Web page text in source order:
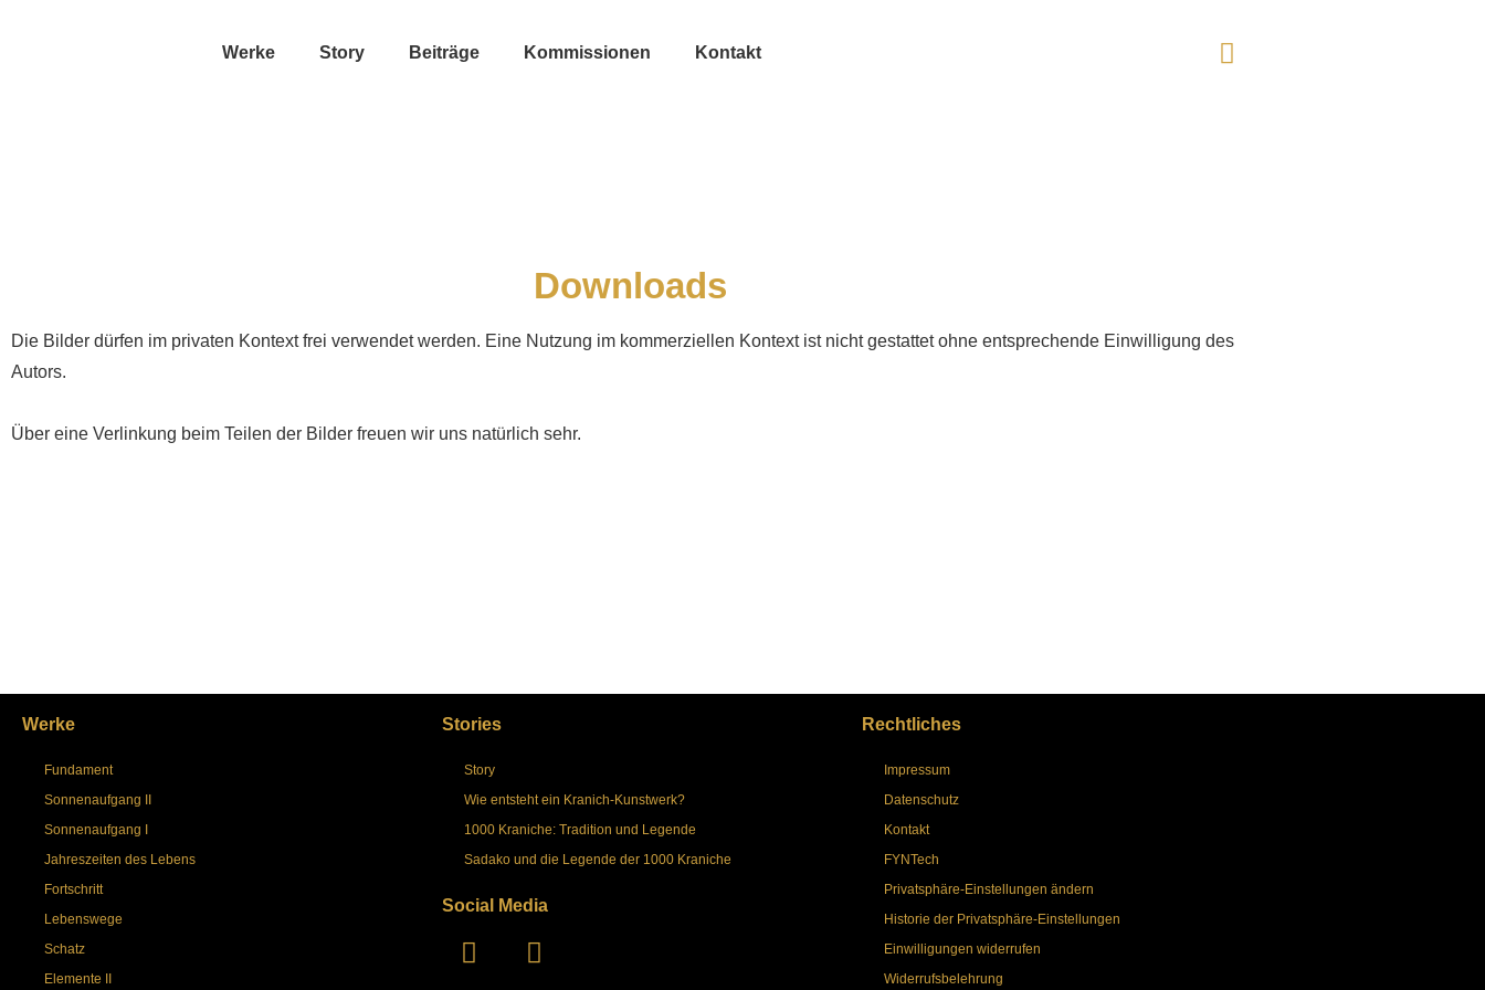
Werke Story Beiträge Kommissionen Kontakt
Downloads
Die Bilder dürfen im privaten Kontext frei verwendet werden. Eine Nutzung im kommerziellen Kontext ist nicht gestattet ohne entsprechende Einwilligung des
Autors.
Über eine Verlinkung beim Teilen der Bilder freuen wir uns natürlich sehr.
Werke
Fundament
Sonnenaufgang II
Sonnenaufgang I
Jahreszeiten des Lebens
Fortschritt
Lebenswege
Schatz
Elemente II
Stories
Story
Wie entsteht ein Kranich-Kunstwerk?
1000 Kraniche: Tradition und Legende
Sadako und die Legende der 1000 Kraniche
Social Media
Rechtliches
Impressum
Datenschutz
Kontakt
FYNTech
Privatsphäre-Einstellungen ändern
Historie der Privatsphäre-Einstellungen
Einwilligungen widerrufen
Widerrufsbelehrung